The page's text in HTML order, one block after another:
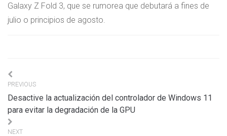
Galaxy Z Fold 3, que se rumorea que debutará a fines de
julio o principios de agosto.
Navigation
de
l’article
PREVIOUS
Desactive la actualización del controlador de Windows 11
para evitar la degradación de la GPU
NEXT